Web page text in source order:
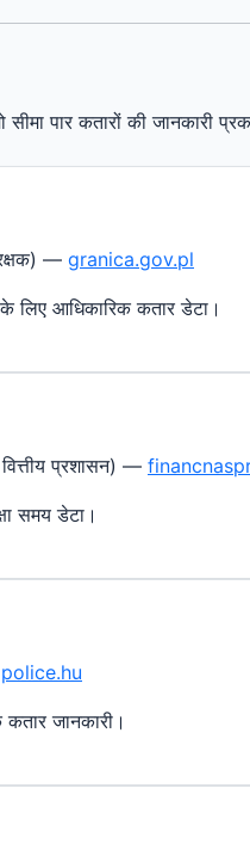
पार कतारों की जानकारी
— granica.gov.pl
आधिकारिक कतार डेटा।
प्रशासन) —
समय डेटा।
police.hu
जानकारी।